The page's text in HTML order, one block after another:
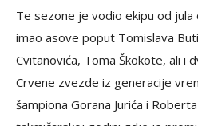
Te sezone je vodio ekipu od
imao asove poput Tomislava
Cvitanovića, Toma Škokote, ali i
Crvene zvezde iz generacije
šampiona Gorana Jurića i